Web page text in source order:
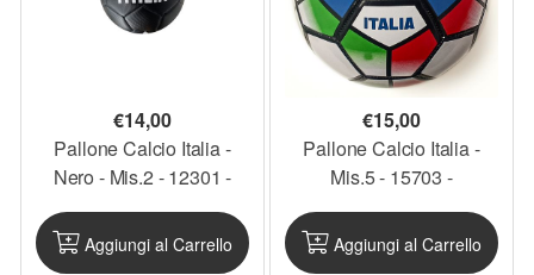
€14,00
Pallone Calcio Italia -
Nero - Mis.2 - 12301 -
Aggiungi al Carrello
€15,00
Pallone Calcio Italia -
Mis.5 - 15703 -
Aggiungi al Carrello